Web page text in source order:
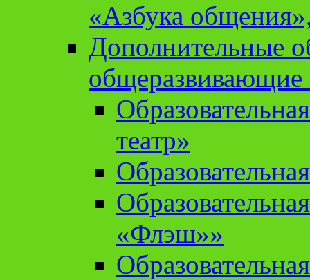
«Азбука
Дополнительные
театр»
«Флэш»»